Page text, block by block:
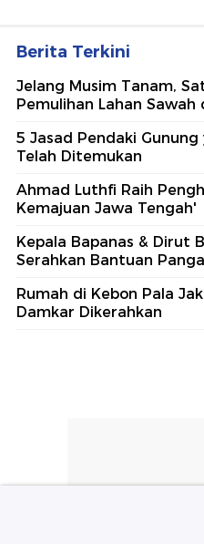
Berita Terkini
Jelang Musim Tanam,
Pemulihan Lahan Sawah
5 Jasad Pendaki
Telah Ditemukan
Ahmad Luthfi Raih
Kemajuan Jawa Tengah'
Kepala Bapanas & Dirut
Serahkan Bantuan
Rumah di Kebon Pala
Damkar Dikerahkan